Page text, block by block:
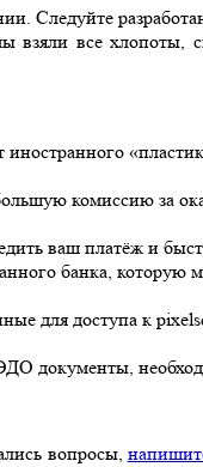
Следуйте
взяли все хлопоты,
комиссию за
ваш платёж и
банка, которую
для доступа к
документы,
вопросы,